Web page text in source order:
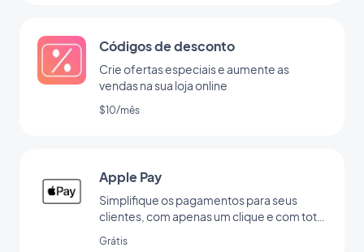
Códigos de desconto
Crie ofertas especiais e aumente as
vendas na sua loja online
$10/mês
Apple Pay
Simplifique os pagamentos para seus
clientes, com apenas um clique e com total
Grátis